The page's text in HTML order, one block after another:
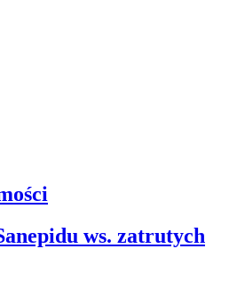
ws. zatrutych